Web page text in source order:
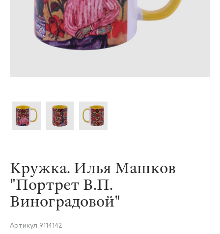
Кружка. Илья Машков
"Портрет В.П.
Виноградовой"
Артикул 9114142